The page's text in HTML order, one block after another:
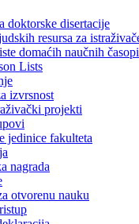
doktorske disertacije
resursa za
domaćih naučnih
Lists
izvrsnost
projekti
jedinice fakulteta
nagrada
otvorenu nauku